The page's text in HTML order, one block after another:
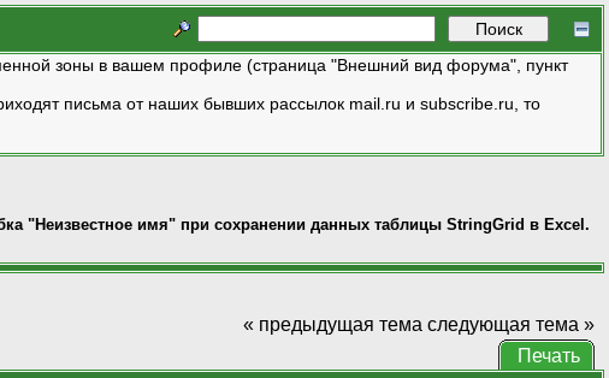
зоны в вашем профиле (страница "Внешний вид форума", пункт
письма от наших бывших рассылок mail.ru и subscribe.ru, то
"Неизвестное имя" при сохранении данных таблицы StringGrid в Excel.
« предыдущая тема следующая тема »
Печать